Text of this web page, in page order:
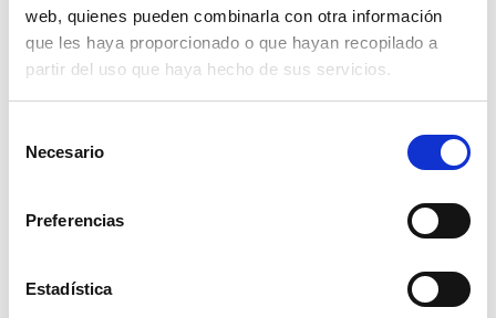
web, quienes pueden combinarla con otra información
que les haya proporcionado o que hayan recopilado a
partir del uso que haya hecho de sus servicios.
Necesario
Preferencias
Estadística
ine